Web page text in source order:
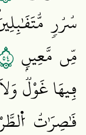
سُرُرٖ
مِّن مَّعِينِۢ
فِيهَا غَوْلٞ
قَٰصِرَٰتُ